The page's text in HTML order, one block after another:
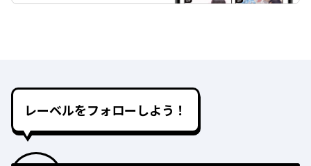
レーベルをフォローしよう！